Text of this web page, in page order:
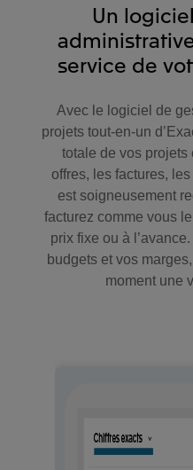
Un
service de
Avec le logiciel de
projets tout-en-un
totale de vos projets
offres, les factures,
est soigneusement
facturez comme vous
prix fixe ou à
budgets et vos
moment une